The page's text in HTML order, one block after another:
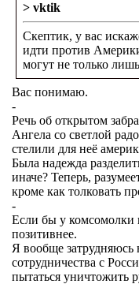
> vktik
Скептик, у вас
идти против
могут не только
Вас понимаю.
-
Речь об открытом
Ангела со светлой
стелили для неё
Была надежда
иначе? Теперь,
кроме как толковать
-
Если бы у комсомолки
позитивнее.
Я вообще затрудняюсь
сотрудничества с
пытаться уничтожить